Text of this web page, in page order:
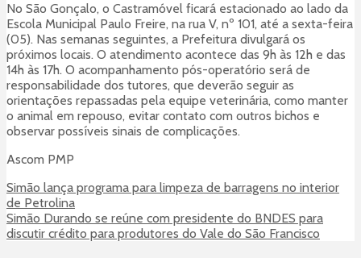
No São Gonçalo, o Castramóvel ficará estacionado ao lado da
Escola Municipal Paulo Freire, na rua V, nº 101, até a sexta-feira
(05). Nas semanas seguintes, a Prefeitura divulgará os
próximos locais. O atendimento acontece das 9h às 12h e das
14h às 17h. O acompanhamento pós-operatório será de
responsabilidade dos tutores, que deverão seguir as
orientações repassadas pela equipe veterinária, como manter
o animal em repouso, evitar contato com outros bichos e
observar possíveis sinais de complicações.
Ascom PMP
Simão lança programa para limpeza de barragens no interior
de Petrolina
Simão Durando se reúne com presidente do BNDES para
discutir crédito para produtores do Vale do São Francisco